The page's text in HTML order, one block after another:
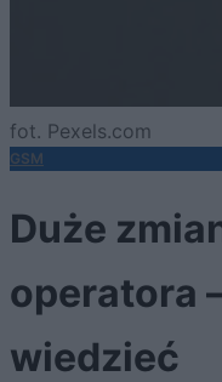
fot. Pexels.com
GSM
Duże
operatora
wiedzieć